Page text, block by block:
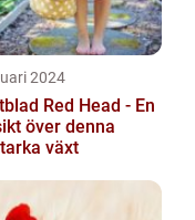
2024
Red Head - En
över denna
växt